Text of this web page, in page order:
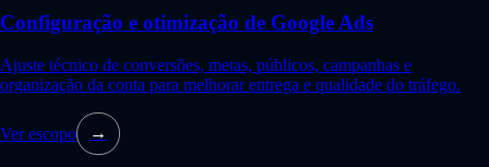
Configuração e otimização de Google Ads
Ajuste técnico de conversões, metas, públicos, campanhas e
organização da conta para melhorar entrega e qualidade do tráfego.
Ver escopo →